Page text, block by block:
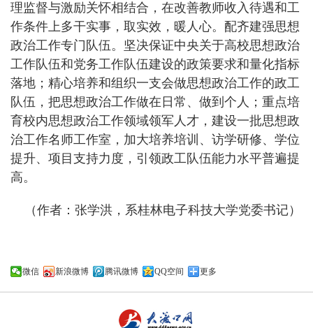
理监督与激励关怀相结合，在改善教师收入待遇和工
作条件上多干实事，取实效，暖人心。配齐建强思想
政治工作专门队伍。坚决保证中央关于高校思想政治
工作队伍和党务工作队伍建设的政策要求和量化指标
落地；精心培养和组织一支会做思想政治工作的政工
队伍，把思想政治工作做在日常、做到个人；重点培
育校内思想政治工作领域领军人才，建设一批思想政
治工作名师工作室，加大培养培训、访学研修、学位
提升、项目支持力度，引领政工队伍能力水平普遍提
高。
（作者：张学洪，系桂林电子科技大学党委书记）
微信 新浪微博 腾讯微博 QQ空间 更多